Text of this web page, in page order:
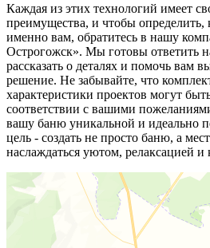
Каждая из этих технологий имеет
преимущества, и чтобы определить,
именно вам, обратитесь в нашу
Острогожск». Мы готовы ответить
рассказать о деталях и помочь вам
решение. Не забывайте, что
характеристики проектов могут
соответствии с вашими
вашу баню уникальной и идеально
цель - создать не просто баню, а
наслаждаться уютом, релаксацией и